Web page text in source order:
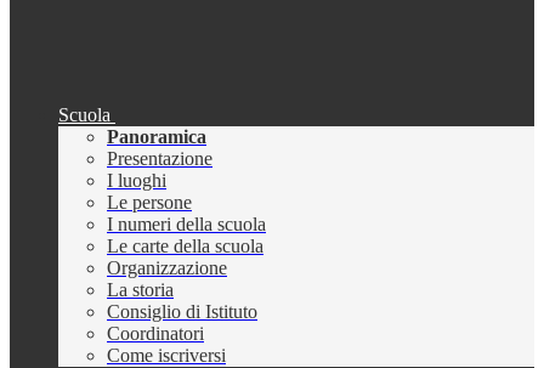
Scuola
Panoramica
Presentazione
I luoghi
Le persone
I numeri della scuola
Le carte della scuola
Organizzazione
La storia
Consiglio di Istituto
Coordinatori
Come iscriversi